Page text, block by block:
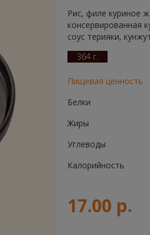
Рис, филе куриное
консервированная
соус терияки,
364 г.
Пищевая ценность
Белки
Жиры
Углеводы
Калорийность
17.00 р.